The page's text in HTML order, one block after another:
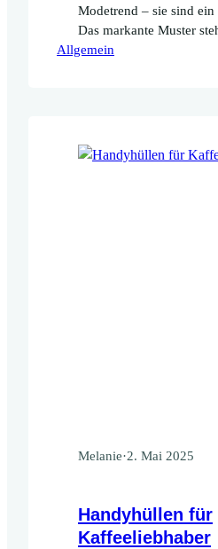
Modetrend – sie sind ein
Das markante Muster
Selbstbewusstsein, Stil
Leomuster? Ganz
nur dein Handy,
Allgemein
Melanie·2. Mai 2025
Handyhüllen für
Kaffeeliebhaber